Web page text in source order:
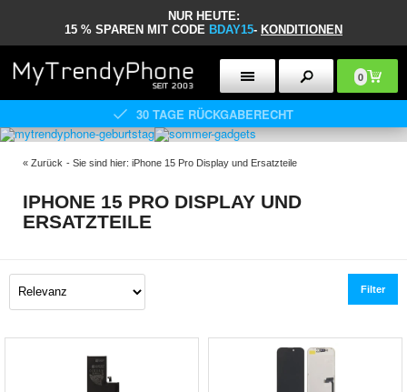
NUR HEUTE:
15 % SPAREN MIT CODE BDAY15- KONDITIONEN
0
30 TAGE RÜCKGABERECHT
« Zurück - Sie sind hier: iPhone 15 Pro Display und Ersatzteile
IPHONE 15 PRO DISPLAY UND
ERSATZTEILE
Filter